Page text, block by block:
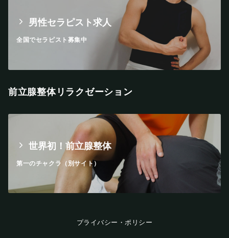
男性セラピスト求人
全国でセラピスト募集中
前立腺整体リラクゼーション
世界初！前立腺整体
第一のチャクラ（別サイト）
プライバシー・ポリシー